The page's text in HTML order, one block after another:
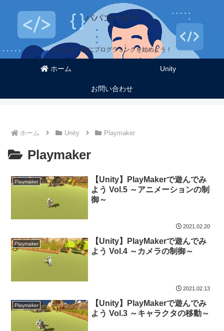
パパコーダー
子どもと一緒にプログラミングを始めよう！
ホーム Unity
お問い合わせ
ホーム Unity Playmaker
Playmaker
Playmaker
【Unity】PlayMakerで遊んでみ
よう Vol.5 ～アニメーションの制
御～
2021.02.20
Playmaker
【Unity】PlayMakerで遊んでみ
よう Vol.4 ～カメラの制御～
2021.02.13
Playmaker
【Unity】PlayMakerで遊んでみ
よう Vol.3 ～キャラクタの移動～